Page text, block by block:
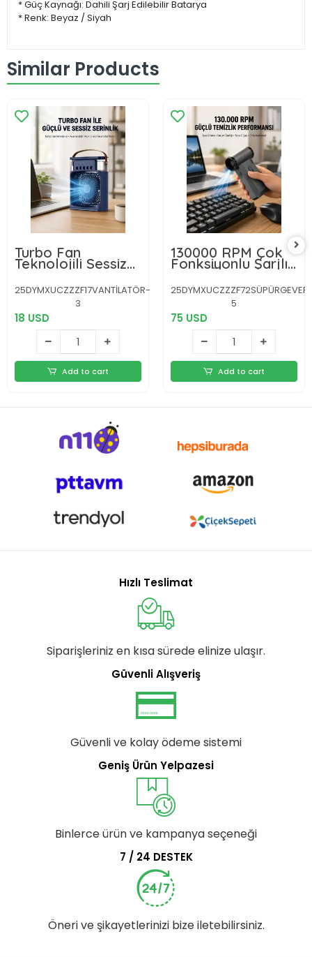
* Güç Kaynağı: Dahili Şarj Edilebilir Batarya
* Renk: Beyaz / Siyah
Similar Products
Turbo Fan
Teknolojili Sessiz
ve Güçlü Soğutma
Masası Vantilatör
25DYMXUCZZZF17VANTİLATÖR-
3
18 USD
Add to cart
130000 RPM Çok
Fonksiyonlu Şarjlı
Hava Üfleme ve
Vakum Temizlik
Cihazı
5
75 USD
Add to cart
Hızlı Teslimat
Siparişleriniz en kısa sürede elinize ulaşır.
Güvenli Alışveriş
Güvenli ve kolay ödeme sistemi
Geniş Ürün Yelpazesi
Binlerce ürün ve kampanya seçeneği
7 / 24 DESTEK
Öneri ve şikayetlerinizi bize iletebilirsiniz.